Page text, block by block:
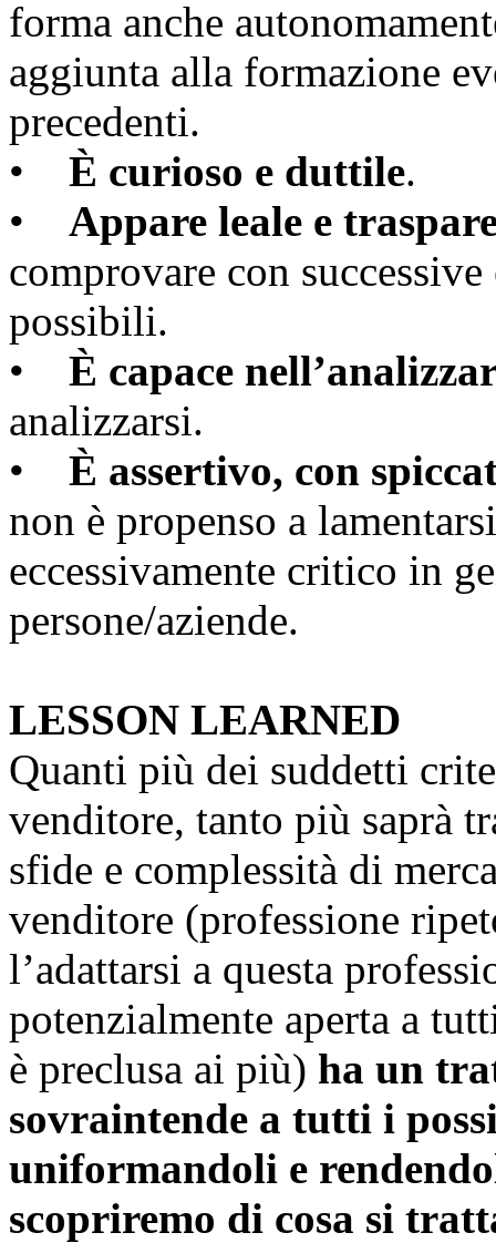
forma anche
aggiunta alla formazione
precedenti.
• È curioso e duttile.
• Appare leale e
comprovare con
possibili.
• È capace
analizzarsi.
• È assertivo, con
non è propenso a
eccessivamente critico in
persone/aziende.
LESSON LEARNED
Quanti più dei suddetti
venditore, tanto più saprà
sfide e complessità di
venditore (professione
l’adattarsi a questa
potenzialmente aperta a
è preclusa ai più) ha un
sovraintende a tutti i
uniformandoli e
scopriremo di cosa si